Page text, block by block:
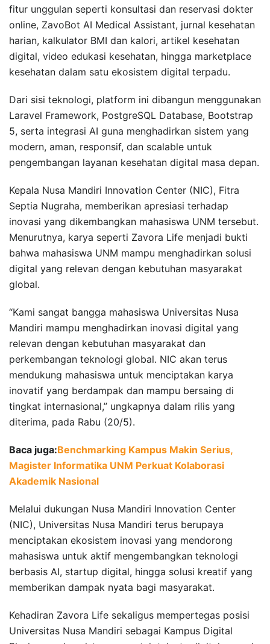
fitur unggulan seperti konsultasi dan reservasi dokter
online, ZavoBot AI Medical Assistant, jurnal kesehatan
harian, kalkulator BMI dan kalori, artikel kesehatan
digital, video edukasi kesehatan, hingga marketplace
kesehatan dalam satu ekosistem digital terpadu.
Dari sisi teknologi, platform ini dibangun menggunakan
Laravel Framework, PostgreSQL Database, Bootstrap
5, serta integrasi AI guna menghadirkan sistem yang
modern, aman, responsif, dan scalable untuk
pengembangan layanan kesehatan digital masa depan.
Kepala Nusa Mandiri Innovation Center (NIC), Fitra
Septia Nugraha, memberikan apresiasi terhadap
inovasi yang dikembangkan mahasiswa UNM tersebut.
Menurutnya, karya seperti Zavora Life menjadi bukti
bahwa mahasiswa UNM mampu menghadirkan solusi
digital yang relevan dengan kebutuhan masyarakat
global.
“Kami sangat bangga mahasiswa Universitas Nusa
Mandiri mampu menghadirkan inovasi digital yang
relevan dengan kebutuhan masyarakat dan
perkembangan teknologi global. NIC akan terus
mendukung mahasiswa untuk menciptakan karya
inovatif yang berdampak dan mampu bersaing di
tingkat internasional,” ungkapnya dalam rilis yang
diterima, pada Rabu (20/5).
Baca juga:Benchmarking Kampus Makin Serius,
Magister Informatika UNM Perkuat Kolaborasi
Akademik Nasional
Melalui dukungan Nusa Mandiri Innovation Center
(NIC), Universitas Nusa Mandiri terus berupaya
menciptakan ekosistem inovasi yang mendorong
mahasiswa untuk aktif mengembangkan teknologi
berbasis AI, startup digital, hingga solusi kreatif yang
memberikan dampak nyata bagi masyarakat.
Kehadiran Zavora Life sekaligus mempertegas posisi
Universitas Nusa Mandiri sebagai Kampus Digital